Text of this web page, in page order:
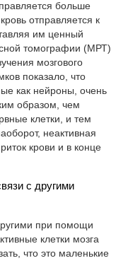
больше
отправляется к
им ценный
томографии (МРТ)
мозгового
показало, что
как нейроны, очень
образом, чем
клетки, и тем
неактивная
крови и в конце
с другими
при помощи
клетки мозга
что это маленькие